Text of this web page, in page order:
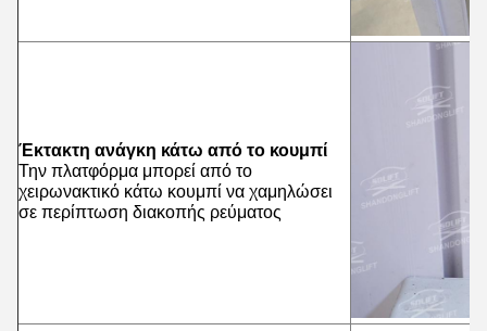
Έκτακτη ανάγκη κάτω από το κουμπί
Την πλατφόρμα μπορεί από το
χειρωνακτικό κάτω κουμπί να χαμηλώσει
σε περίπτωση διακοπής ρεύματος